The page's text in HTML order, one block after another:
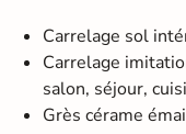
Carrelage sol
Carrelage
salon, séjour,
Grès cérame